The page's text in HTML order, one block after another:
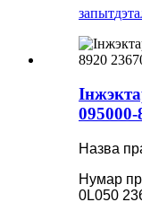
запыт
Назва
Нумар
0L050